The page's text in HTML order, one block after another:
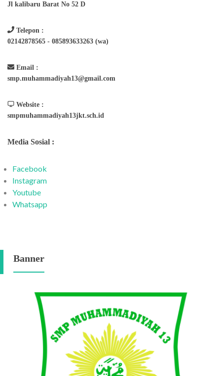
Jl kalibaru Barat No 52 D
Telepon :
02142878565 - 085893633263 (wa)
Email :
smp.muhammadiyah13@gmail.com
Website :
smpmuhammadiyah13jkt.sch.id
Media Sosial :
Facebook
Instagram
Youtube
Whatsapp
Banner